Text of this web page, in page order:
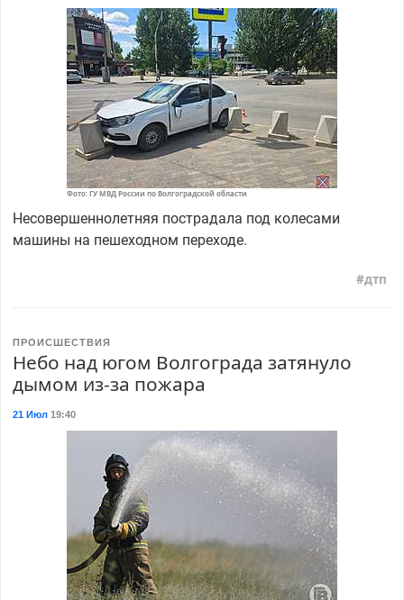
Фото: ГУ МВД России по Волгоградской области
Несовершеннолетняя пострадала под колесами
машины на пешеходном переходе.
дтп
ПРОИСШЕСТВИЯ
Небо над югом Волгограда затянуло
дымом из-за пожара
21 Июл19:40